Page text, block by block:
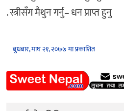
. स्त्रीसँग मैथुन गर्नु– धन प्राप्त हुनु
बुधबार, माघ २१, २०७७ मा प्रकाशित